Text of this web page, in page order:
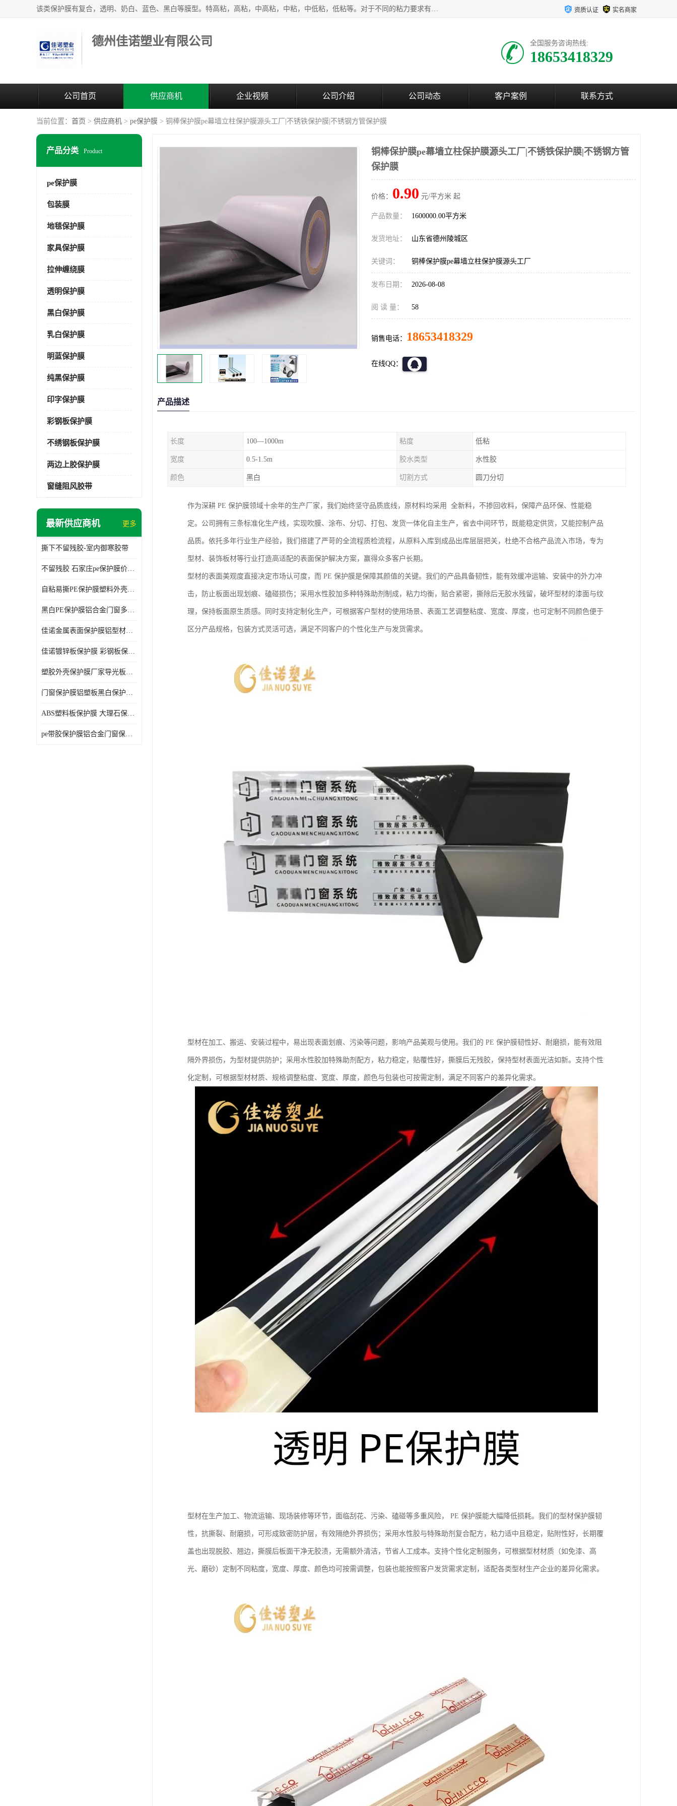
该类保护膜有复合，透明、奶白、蓝色、黑白等膜型。特高粘，高粘，中高粘，中粘，中低粘，低粘等。对于不同的粘力要求有相应的产品相适配。无胶渍残留污染。在较宽的收卷幅度下平整无皱纹，收卷长度大，利于机械化及自动化施工粘贴。为您的产品提供的表面保护解决方案。 产品广泛适用于：铝材、不锈钢、金属、塑料、电子、家电、家具、玻璃、化工材料、装饰材料等。 资质认证 实名商家
德州佳诺塑业有限公司 全国服务咨询热线:
18653418329
公司首页 供应商机 企业视频 公司介绍 公司动态 客户案例 联系方式
当前位置： 首页 > 供应商机 > pe保护膜 > 铜棒保护膜pe幕墙立柱保护膜源头工厂|不锈铁保护膜|不锈钢方管保护膜
产品分类 Product
pe保护膜
包装膜
地毯保护膜
家具保护膜
拉伸缠绕膜
透明保护膜
黑白保护膜
乳白保护膜
明蓝保护膜
纯黑保护膜
印字保护膜
彩钢板保护膜
不绣钢板保护膜
两边上胶保护膜
窗缝阻风胶带
最新供应商机 更多
撕下不留残胶-室内御寒胶带
不留残胶 石家庄pe保护膜价格 塑料薄膜
自粘易撕PE保护膜塑料外壳导光板亚克力板膜操作方便
黑白PE保护膜铝合金门窗多种颜色支持定制生产
佳诺金属表面保护膜铝型材保护膜不留残胶铝合金窗框保护胶带
佳诺镀锌板保护膜 彩钢板保护pe保护膜
塑胶外壳保护膜厂家导光板保护膜 铝单板保护膜胶带易撕不留胶
门窗保护膜铝塑板黑白保护膜外墙保温板保护膜
ABS塑料板保护膜 大理石保护膜 缠鱼竿保护膜
pe带胶保护膜铝合金门窗保护不锈钢板保护膜大理石建筑材料保护
铜棒保护膜pe幕墙立柱保护膜源头工厂|不锈铁保护膜|不锈钢方管
保护膜
价格： 0.90 元/平方米 起
产品数量： 1600000.00平方米
发货地址： 山东省德州陵城区
关键词： 铜棒保护膜pe幕墙立柱保护膜源头工厂
发布日期： 2026-08-08
阅 读 量： 58
销售电话： 18653418329
在线QQ：
产品描述
长度 100—1000m 粘度 低粘
宽度 0.5-1.5m 胶水类型 水性胶
颜色 黑白 切割方式 圆刀分切
作为深耕 PE 保护膜领域十余年的生产厂家，我们始终坚守品质底线，原材料均采用 全新料，不掺回收料，保障产品环保、性能稳
定。公司拥有三条标准化生产线，实现吹膜、涂布、分切、打包、发货一体化自主生产，省去中间环节，既能稳定供货，又能控制产品
品质。依托多年行业生产经验，我们搭建了严苛的全流程质检流程，从原料入库到成品出库层层把关，杜绝不合格产品流入市场，专为
型材、装饰板材等行业打造高适配的表面保护解决方案，赢得众多客户长期。
型材的表面美观度直接决定市场认可度，而 PE 保护膜是保障其颜值的关键。我们的产品具备韧性，能有效缓冲运输、安装中的外力冲
击，防止板面出现划痕、磕碰损伤；采用水性胶加多种特殊助剂制成，粘力均衡，贴合紧密，撕除后无胶水残留，破坏型材的漆面与纹
理，保持板面原生质感。同时支持定制化生产，可根据客户型材的使用场景、表面工艺调整粘度、宽度、厚度，也可定制不同颜色便于
区分产品规格，包装方式灵活可选，满足不同客户的个性化生产与发货需求。
型材在加工、搬运、安装过程中，易出现表面划痕、污染等问题，影响产品美观与使用。我们的 PE 保护膜韧性好、耐磨损，能有效阻
隔外界损伤，为型材提供防护；采用水性胶加特殊助剂配方，粘力稳定，贴覆性好，撕膜后无残胶，保持型材表面光洁如新。支持个性
化定制，可根据型材材质、规格调整粘度、宽度、厚度，颜色与包装也可按需定制，满足不同客户的差异化需求。
型材在生产加工、物流运输、现场装修等环节，面临刮花、污染、磕碰等多重风险， PE 保护膜能大幅降低损耗。我们的型材保护膜韧
性，抗撕裂、耐磨损，可形成致密防护层，有效隔绝外界损伤；采用水性胶与特殊助剂复合配方，粘力适中且稳定，贴附性好，长期覆
盖也出现脱胶、翘边，撕膜后板面干净无胶渍，无需额外清洁，节省人工成本。支持个性化定制服务，可根据型材材质（如免漆、高
光、磨砂）定制不同粘度，宽度、厚度、颜色均可按需调整，包装也能按照客户发货需求定制，适配各类型材生产企业的差异化需求。